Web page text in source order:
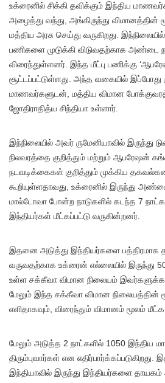
உக்ரைனில் சிக்கி தவிக்கும் இந்திய
அழைத்து வந்து, அங்கிருந்து விமானத்தின்
மத்திய அரசு செய்து வருகிறது.
பணிகளை முடுக்கி விடுவதற்காக அண்டை
விரைந்துள்ளனர். இந்த மீட்பு பணிக்கு
சூட்டப்பட்டுள்ளது. அந்த வகையில் இப்போது
மாணவர்களுடன், மத்திய விமான
ஜோதிராதித்ய சிந்தியா உள்ளார்.
இந்நிலையில் அவர் ருமேனியாவில் இருந்து
நிலவரத்தை குறித்தும் மற்றும் ஆபரேஷன்
நடவடிக்கைகள் குறித்தும் முக்கிய
கூறியுள்ளதாவது, உக்ரைனில் இருந்து
மால்டோவா போன்ற நாடுகளில் கடந்த 7
இந்தியர்கள் மீட்கப்பட்டு வருகின்றனர்.
இதனை அடுத்து இந்தியர்களை பத்திரமாக
வருவதற்காக உக்ரைன் எல்லையில் இருந்து
உள்ள சக்கீவா விமான நிலையம்
மேலும் இந்த சக்கீவா விமான நிலையத்தின்
எளிதாகவும், விரைந்தும் விமானம் மூலம் மீட்க
மேலும் அடுத்த 2 நாட்களில் 1050 இந்திய
திரும்புவார்கள் என
இந்தியாவில் இருந்து இந்தியர்களை